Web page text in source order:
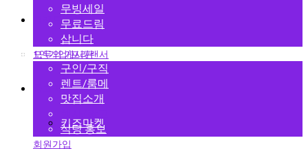
그랜드 오픈
1인기업/프리랜서
중고마켓
키즈마켓
무빙세일
무료드림
삽니다
모두의 게시판
구인/구직
렌트/룸메
맛집소개
식당 홍보
회원가입